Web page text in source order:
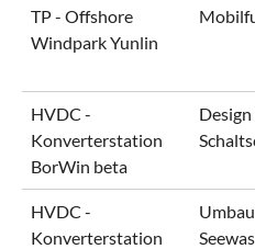
TP - Offshore
Windpark Yunlin
HVDC -
Konverterstation
BorWin beta
HVDC -
Konverterstation